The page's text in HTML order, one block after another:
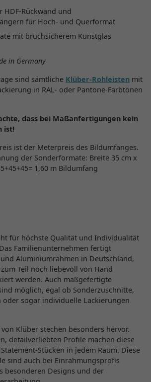
HDF-Rückwand und
für Hoch- und Querformat
mit bruchsicherem Kunstglas
in Germany
sind sämtliche Klüber-Rohleisten mit
in RAL- oder Pantone-Farbtönen
dass bei Maßanfertigungen kein
ist!
ist der Meterpreis des Bildumfanges.
der Sonderformate: Breite 35 cm x
1,60 m Bildumfang
für höchste Qualität und Individualität
Familienunternehmen fertigt
Aluminiumrahmen in Deutschland,
Teil noch liebevoll von Hand
werden. Auch maßgefertigte
möglich, egal ob Sonderzuschnitte,
sogar individuelle Lackierungen
Klüber stechen besonders hervor.
detailverliebten Profile machen diese
Stücken in jedem Raum. Diese
sind auch bei Einrahmungsprofis
besonderen Designs und der